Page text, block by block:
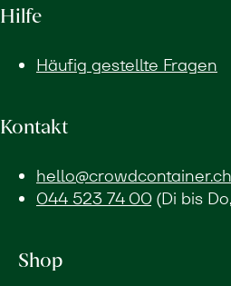
Hilfe
Häufig gestellte Fragen
Kontakt
hello@crowdcontainer.ch
044 523 74 00(Di bis
Shop